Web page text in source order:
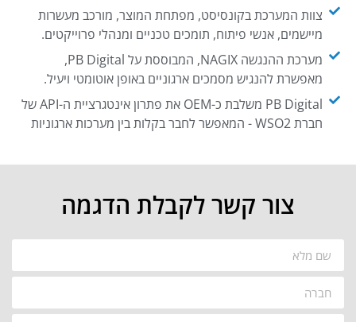
צוות המערכת בקונסיסט, מפתחת המוצר, מורכב מעשרות
מיישמים, אנשי פיתוח, תומכים טכניים ומנהלי פרוייקטים.
מערכת ההנגשה NAGIX, המבוססת על PB Digital,
מאפשרת להנגיש מסמכים ארגוניים באופן אוטומטי ויעיל.
PB Digital משלבת כ-OEM את פתרון אינטגרציית ה-API של
חברת WSO2 - המאפשר לחבר בקלות בין מערכות ארגוניות
צור קשר לקבלת הדגמה